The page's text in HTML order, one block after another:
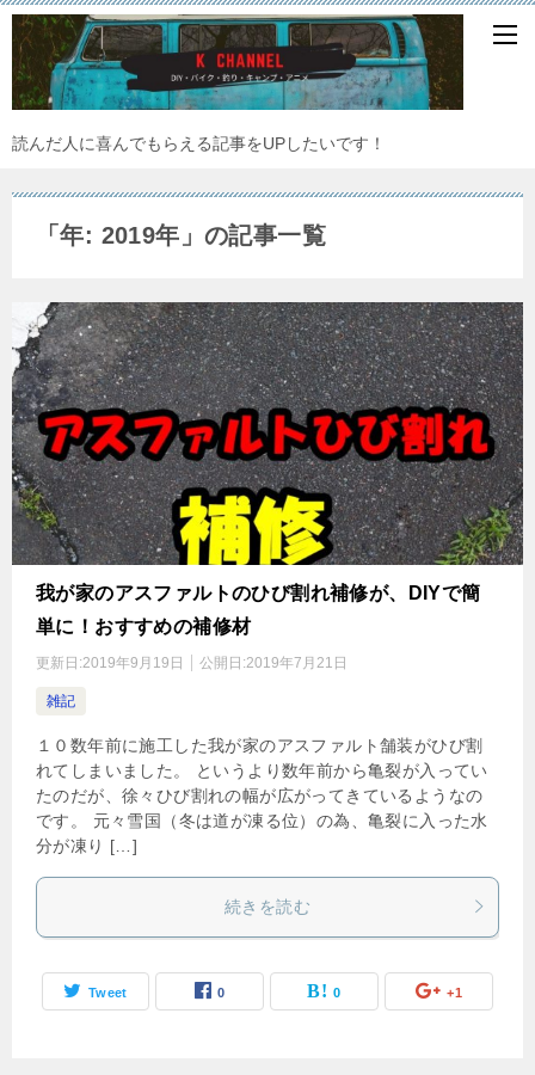
読んだ人に喜んでもらえる記事をUPしたいです！
「年: 2019年 」の記事一覧
我が家のアスファルトのひび割れ補修が、DIYで簡
単に！おすすめの補修材
更新日:2019年9月19日 公開日:2019年7月21日
雑記
１０数年前に施工した我が家のアスファルト舗装がひび割
れてしまいました。 というより数年前から亀裂が入ってい
たのだが、徐々ひび割れの幅が広がってきているようなの
です。 元々雪国（冬は道が凍る位）の為、亀裂に入った水
分が凍り […]
続きを読む
Tweet 0 0 +1